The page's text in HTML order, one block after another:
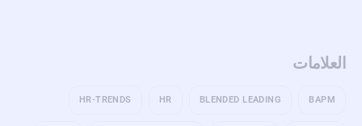
العلامات
BAPM
BLENDED LEADING
HR
HR-TRENDS